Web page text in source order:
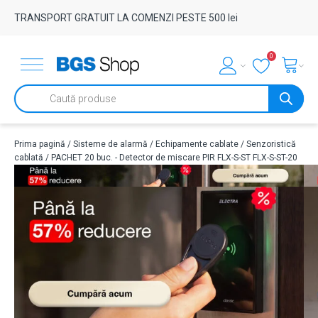
TRANSPORT GRATUIT LA COMENZI PESTE 500 lei
0
Products
search
Prima pagină / Sisteme de alarmă / Echipamente cablate / Senzoristică
cablată / PACHET 20 buc. - Detector de miscare PIR FLX-S-ST FLX-S-ST-20